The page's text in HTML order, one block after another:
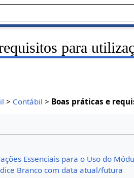
para
> Contábil > Boas práticas e
Essenciais para o Uso do
Branco com data atual/futura